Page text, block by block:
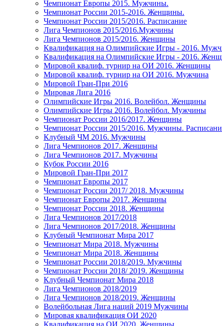
Чемпионат Европы 2015. Мужчины.
Чемпионат России 2015-2016. Женщины.
Чемпионат России 2015/2016. Расписание
Лига Чемпионов 2015/2016.Мужчины
Лига Чемпионов 2015/2016. Женщины
Квалификация на Олимпийские Игры - 2016.
Квалификация на Олимпийские Игры - 2016.
Мировой квалиф. турнир на ОИ 2016. Женщины
Мировой квалиф. турнир на ОИ 2016. Мужчина
Мировой Гран-При 2016
Мировая Лига 2016
Олимпийские Игры 2016. Волейбол. Женщины
Олимпийские Игры 2016. Волейбол. Мужчины
Чемпионат России 2016/2017. Женщины
Чемпионат России 2015/2016. Мужчины.
Клубный ЧМ 2016. Мужчины
Лига Чемпионов 2017. Женщины
Лига Чемпионов 2017. Мужчины
Кубок России 2016
Мировой Гран-При 2017
Чемпионат Европы 2017
Чемпионат России 2017/ 2018. Мужчины
Чемпионат Европы 2017. Женщины
Чемпионат России 2018. Женщины
Лига Чемпионов 2017/2018
Лига Чемпионов 2017/2018. Женщины
Клубный Чемпионат Мира 2017
Чемпионат Мира 2018. Мужчины
Чемпионат Мира 2018. Женщины
Чемпионат России 2018/2019. Мужчины
Чемпионат России 2018/ 2019. Женщины
Клубный Чемпионат Мира 2018
Лига Чемпионов 2018/2019
Лига Чемпионов 2018/2019. Женщины
Волейбольная Лига наций 2019 Мужчины
Мировая квалификация ОИ 2020
Квалификация на ОИ 2020. Женщины